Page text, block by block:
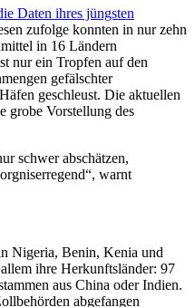
Daten ihres jüngsten
zufolge konnten in nur zehn
in 16 Ländern
nur ein Tropfen auf den
gefälschter
geschleust. Die aktuellen
grobe Vorstellung des
schwer abschätzen,
warnt
Nigeria, Benin, Kenia und
ihre Herkunftsländer: 97
aus China oder Indien.
abgefangen